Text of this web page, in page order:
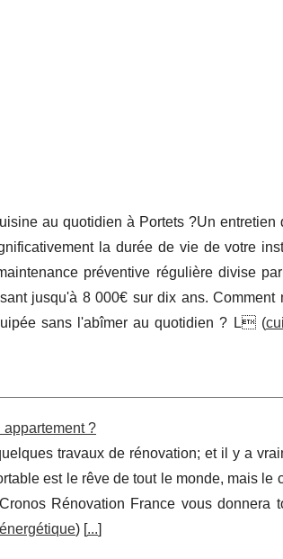
au quotidien à Portets ?Un entretien
la durée de vie de votre
préventive régulière divise
jusqu'à 8 000€ sur dix ans. Comment
sans l'abîmer au quotidien ? L (
?
travaux de rénovation; et il y a
est le rêve de tout le monde, mais le
Rénovation France vous donnera
) [...]